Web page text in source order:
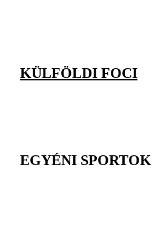
KÜLFÖLDI FOCI
EGYÉNI SPORTOK